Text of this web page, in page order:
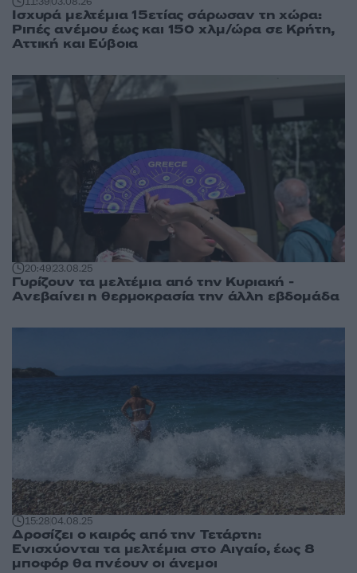
Ισχυρά μελτέμια 15ετίας σάρωσαν τη χώρα:
Ριπές ανέμου έως και 150 χλμ/ώρα σε Κρήτη,
Αττική και Εύβοια
20:4923.08.25
Γυρίζουν τα μελτέμια από την Κυριακή -
Ανεβαίνει η θερμοκρασία την άλλη εβδομάδα
15:2804.08.25
Δροσίζει ο καιρός από την Τετάρτη:
Ενισχύονται τα μελτέμια στο Αιγαίο, έως 8
μποφόρ θα πνέουν οι άνεμοι